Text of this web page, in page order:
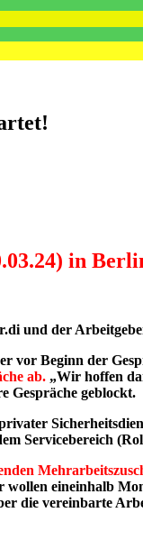
in
und der
vor Beginn der
ab. „Wir hoffen
Gespräche geblockt.
Servicebereich
eineinhalb
die vereinbarte